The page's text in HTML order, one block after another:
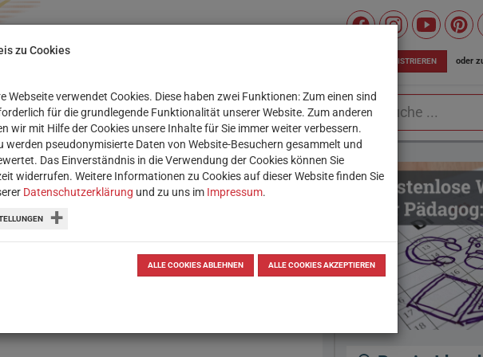
Wiener
Bildungsserver
Facebook
JETZT REGISTRIEREN oder
SERVICE WORKSHOPS Suchbegriff
mit QR Codes,
mit QR Codes, Scratch und
YouTube-Video des Wiener
zu Cookies
Webseite verwendet Cookies. Diese haben zwei Funktionen: Zum einen sind
für die grundlegende Funktionalität unserer Website. Zum anderen
wir mit Hilfe der Cookies unsere Inhalte für Sie immer weiter verbessern.
werden pseudonymisierte Daten von Website-Besuchern gesammelt und
Das Einverständnis in die Verwendung der Cookies können Sie
widerrufen. Weitere Informationen zu Cookies auf dieser Website finden Sie
Datenschutzerklärung und zu uns im Impressum.
ALLE COOKIES ABLEHNEN ALLE COOKIES AKZEPTIEREN